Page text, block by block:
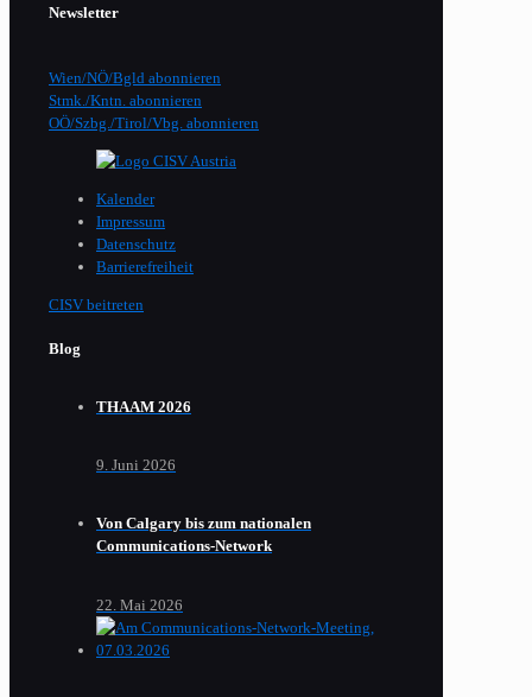
Newsletter
Wien/NÖ/Bgld abonnieren
Stmk./Kntn. abonnieren
OÖ/Szbg./Tirol/Vbg. abonnieren
Kalender
Impressum
Datenschutz
Barrierefreiheit
CISV beitreten
Blog
THAAM 2026
9. Juni 2026
Von Calgary bis zum nationalen
Communications-Network
22. Mai 2026